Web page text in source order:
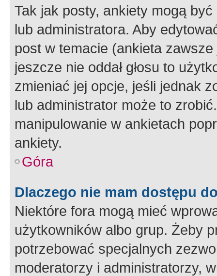
Tak jak posty, ankiety mogą
lub administratora. Aby
post w temacie (ankieta
jeszcze nie oddał głosu to
zmieniać jej opcje, jeśli jednak
lub administrator może to
manipulowanie w ankietach
ankiety.
Góra
Dlaczego nie mam dostępu
Niektóre fora mogą mieć
użytkowników albo grup. Żeby
potrzebować specjalnych
moderatorzy i administratorzy,